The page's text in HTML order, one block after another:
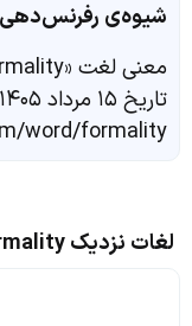
شیوه‌ی
معنی لغت «formality» در
word/formality
لغات نزدیک formality